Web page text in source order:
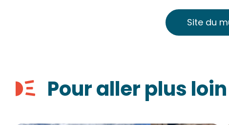
Site du
Pour aller plus loin